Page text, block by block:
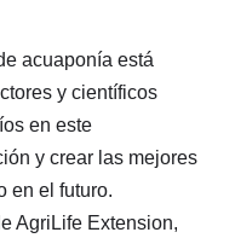
acuaponía está
y científicos
en este
y crear las mejores
en el futuro.
AgriLife Extension,